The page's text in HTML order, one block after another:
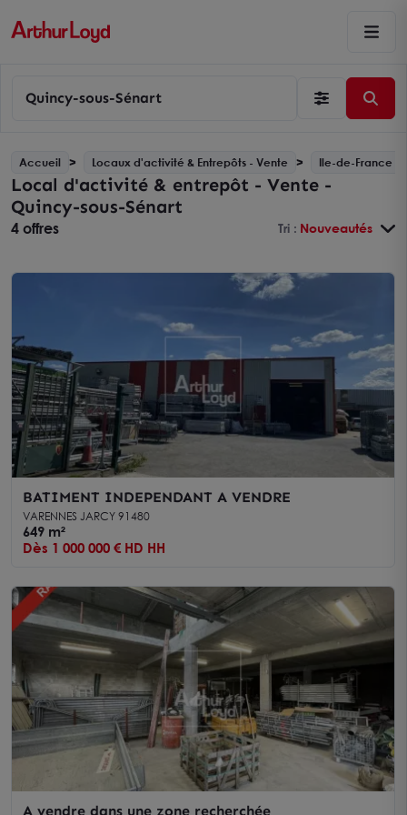
Quincy-sous-Sénart
Accueil Locaux d'activité & Entrepôts - Vente Ile-de-France
Local d'activité & entrepôt - Vente -
Quincy-sous-Sénart
4 offres Tri : Nouveautés
BATIMENT INDEPENDANT A VENDRE
VARENNES JARCY 91480
649 m²
Dès 1 000 000 € HD HH
A vendre dans une zone recherchée